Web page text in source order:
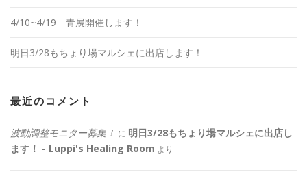
4/10~4/19 青展開催します！
明日3/28もちょり場マルシェに出店します！
最近のコメント
波動調整モニター募集！ に 明日3/28もちょり場マルシェに出店し
ます！ - Luppi's Healing Room より